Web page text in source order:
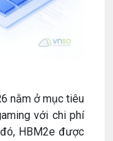
nằm ở mục tiêu
với chi phí
HBM2e được